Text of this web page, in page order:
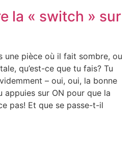
la « switch » sur
une pièce où il fait sombre, ou
qu’est-ce que tu fais? Tu
– oui, oui, la bonne
sur ON pour que la
pas! Et que se passe-t-il